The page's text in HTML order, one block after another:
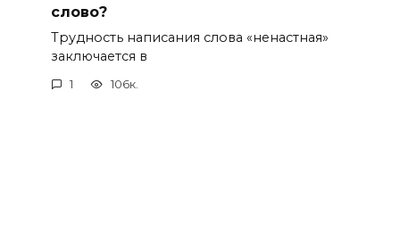
слово?
Трудность написания слова «ненастная»
заключается в
1 106к.